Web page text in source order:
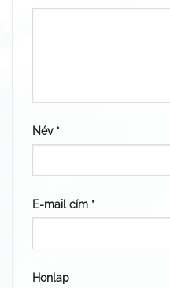
Név *
E-mail cím *
Honlap